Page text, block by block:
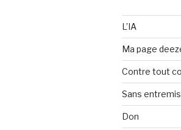
L’IA
Ma page
Contre tout
Sans
Don